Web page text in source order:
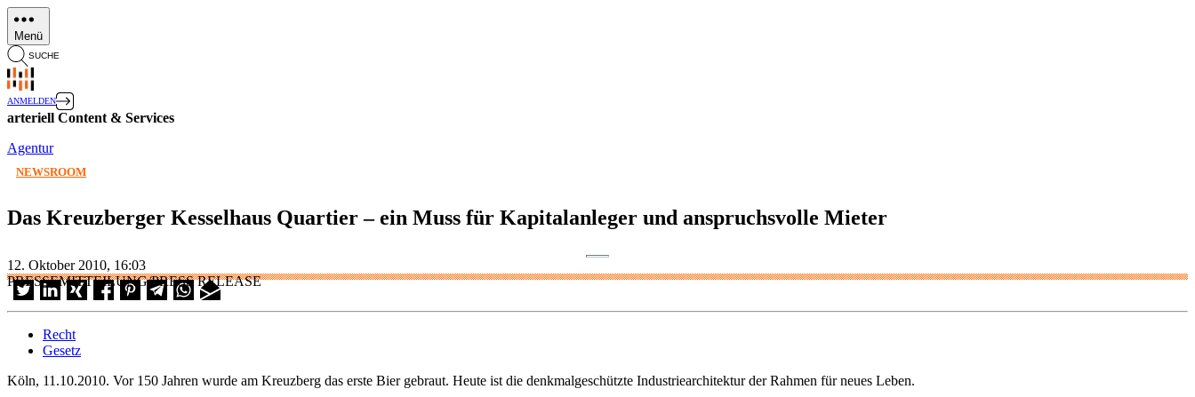
Direkt
zum
Inhalt
Menü
SUCHE
ANMELDEN
arteriell Content & Services
Agentur
NEWSROOM
Das Kreuzberger Kesselhaus Quartier – ein Muss für Kapitalanleger und anspruchsvolle Mieter
12. Oktober 2010, 16:03
PRESSEMITTEILUNG/PRESS RELEASE
Recht
Gesetz
Köln, 11.10.2010. Vor 150 Jahren wurde am Kreuzberg das erste Bier gebraut. Heute ist die denkmalgeschützte Industriearchitektur der Rahmen für neues Leben.